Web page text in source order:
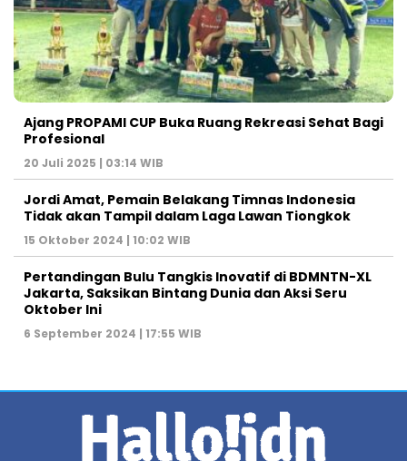
Ajang PROPAMI CUP Buka Ruang Rekreasi Sehat Bagi
Profesional
20 Juli 2025 | 03:14 WIB
Jordi Amat, Pemain Belakang Timnas Indonesia
Tidak akan Tampil dalam Laga Lawan Tiongkok
15 Oktober 2024 | 10:02 WIB
Pertandingan Bulu Tangkis Inovatif di BDMNTN-XL
Jakarta, Saksikan Bintang Dunia dan Aksi Seru
Oktober Ini
6 September 2024 | 17:55 WIB